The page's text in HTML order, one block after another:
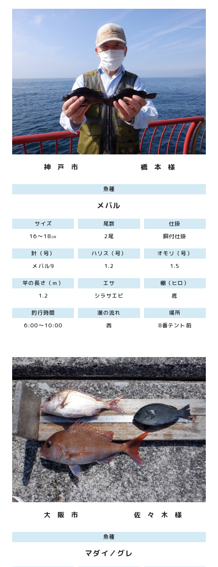
神 戸 市 橋 本 様
魚種
メバル
サイズ
16～18㎝
尾数
2尾
仕掛
胴付仕掛
針（号）
メバル9
ハリス（号）
1.2
オモリ（号）
1.5
竿の長さ（ｍ）
1.2
エサ
シラサエビ
棚（ヒロ）
底
釣行時間
6:00～10:00
潮の流れ
西
場所
8番テント前
大 阪 市 佐 々 木 様
魚種
マダイ／グレ